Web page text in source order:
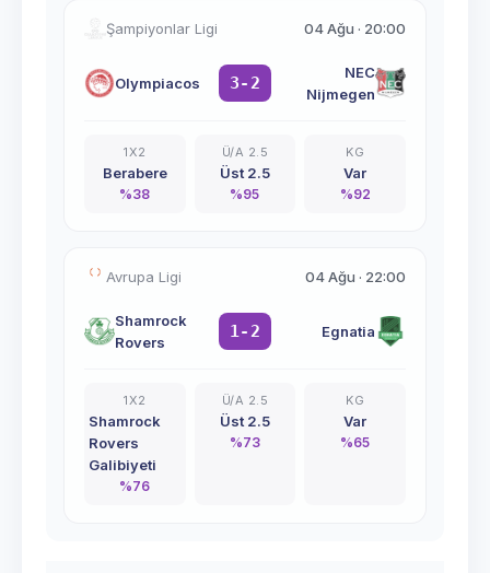
Şampiyonlar Ligi 04 Ağu · 20:00
Olympiacos 3-2
NEC
Nijmegen
1X2
Berabere
%38
Ü/A 2.5
Üst 2.5
%95
KG
Var
%92
Avrupa Ligi 04 Ağu · 22:00
Shamrock
Rovers
1-2 Egnatia
1X2
Shamrock
Rovers
Galibiyeti
%76
Ü/A 2.5
Üst 2.5
%73
KG
Var
%65